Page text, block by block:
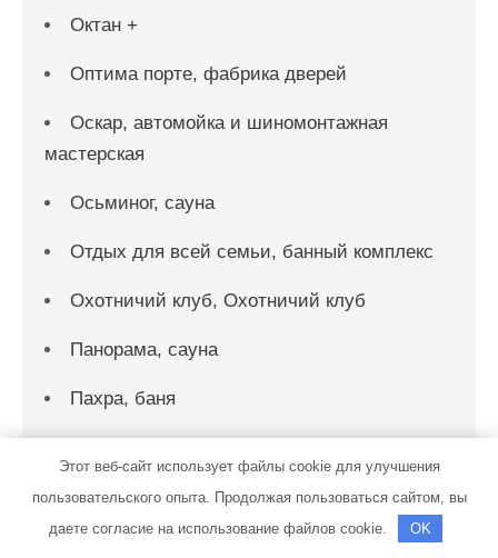
Октан +
Оптима порте, фабрика дверей
Оскар, автомойка и шиномонтажная
мастерская
Осьминог, сауна
Отдых для всей семьи, банный комплекс
Охотничий клуб, Охотничий клуб
Панорама, сауна
Пахра, баня
оздоровительный клуб
Пик-сервис, автомойка
Этот веб-сайт использует файлы cookie для улучшения
пользовательского опыта. Продолжая пользоваться сайтом, вы
даете согласие на использование файлов cookie.
OK